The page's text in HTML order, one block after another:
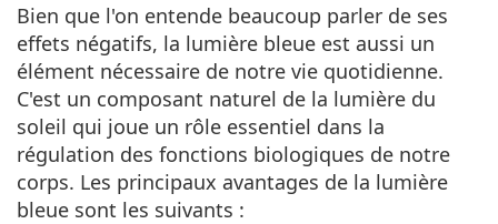
Bien que l'on entende beaucoup parler de ses
effets négatifs, la lumière bleue est aussi un
élément nécessaire de notre vie quotidienne.
C'est un composant naturel de la lumière du
soleil qui joue un rôle essentiel dans la
régulation des fonctions biologiques de notre
corps. Les principaux avantages de la lumière
bleue sont les suivants :